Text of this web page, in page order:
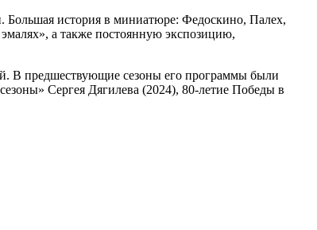
Большая история в миниатюре: Федоскино, Палех,
а также постоянную экспозицию,
В предшествующие сезоны его программы были
Сергея Дягилева (2024), 80-летие Победы в